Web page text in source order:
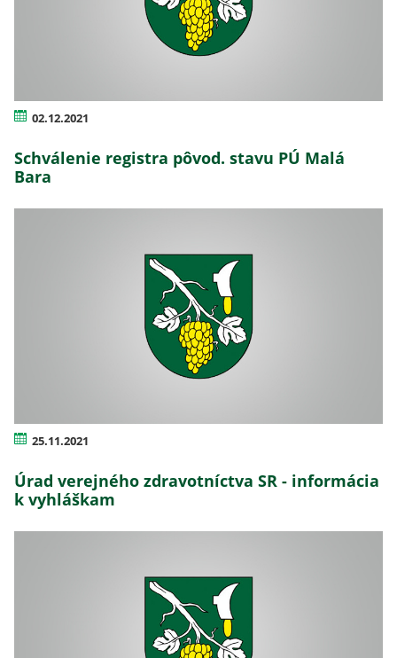
02.12.2021
Schválenie registra pôvod. stavu PÚ Malá
Bara
25.11.2021
Úrad verejného zdravotníctva SR - informácia
k vyhláškam